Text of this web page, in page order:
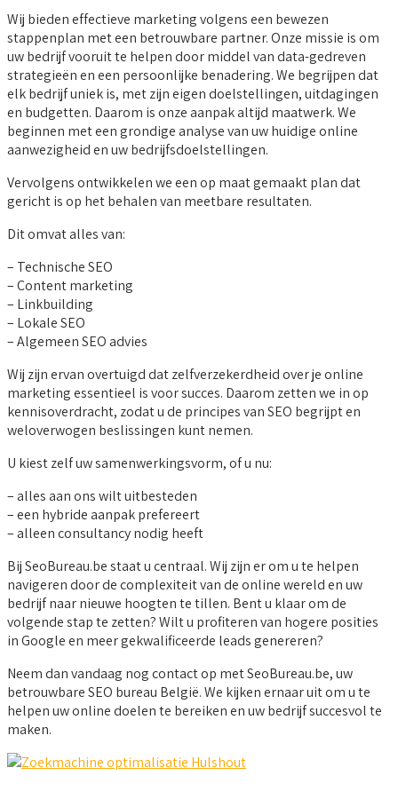
Wij bieden effectieve marketing volgens een bewezen
stappenplan met een betrouwbare partner. Onze missie is om
uw bedrijf vooruit te helpen door middel van data-gedreven
strategieën en een persoonlijke benadering. We begrijpen dat
elk bedrijf uniek is, met zijn eigen doelstellingen, uitdagingen
en budgetten. Daarom is onze aanpak altijd maatwerk. We
beginnen met een grondige analyse van uw huidige online
aanwezigheid en uw bedrijfsdoelstellingen.
Vervolgens ontwikkelen we een op maat gemaakt plan dat
gericht is op het behalen van meetbare resultaten.
Dit omvat alles van:
– Technische SEO
– Content marketing
– Linkbuilding
– Lokale SEO
– Algemeen SEO advies
Wij zijn ervan overtuigd dat zelfverzekerdheid over je online
marketing essentieel is voor succes. Daarom zetten we in op
kennisoverdracht, zodat u de principes van SEO begrijpt en
weloverwogen beslissingen kunt nemen.
U kiest zelf uw samenwerkingsvorm, of u nu:
– alles aan ons wilt uitbesteden
– een hybride aanpak prefereert
– alleen consultancy nodig heeft
Bij SeoBureau.be staat u centraal. Wij zijn er om u te helpen
navigeren door de complexiteit van de online wereld en uw
bedrijf naar nieuwe hoogten te tillen. Bent u klaar om de
volgende stap te zetten? Wilt u profiteren van hogere posities
in Google en meer gekwalificeerde leads genereren?
Neem dan vandaag nog contact op met SeoBureau.be, uw
betrouwbare SEO bureau België. We kijken ernaar uit om u te
helpen uw online doelen te bereiken en uw bedrijf succesvol te
maken.